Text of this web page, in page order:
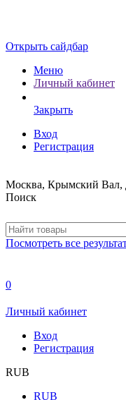
Открыть сайдбар
Меню
Личный кабинет
Закрыть
Вход
Регистрация
Москва, Крымский Вал,
Поиск
Посмотреть все
0
Личный кабинет
Вход
Регистрация
RUB
RUB